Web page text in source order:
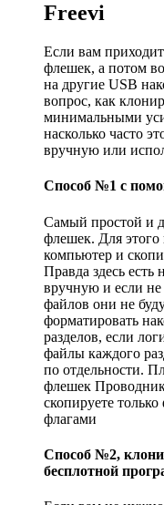
Freevi
Если вам
флешек, а потом
на другие USB
вопрос, как
минимальными
насколько часто
вручную или
Способ №1 с
Самый простой и
флешек. Для этого
компьютер и
Правда здесь есть
вручную и если
файлов они не
форматировать
разделов, если
файлы каждого
по отдельности.
флешек Проводник
скопируете
флагами
Способ №2,
бесплотной